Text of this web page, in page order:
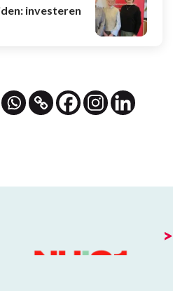
investeren
>